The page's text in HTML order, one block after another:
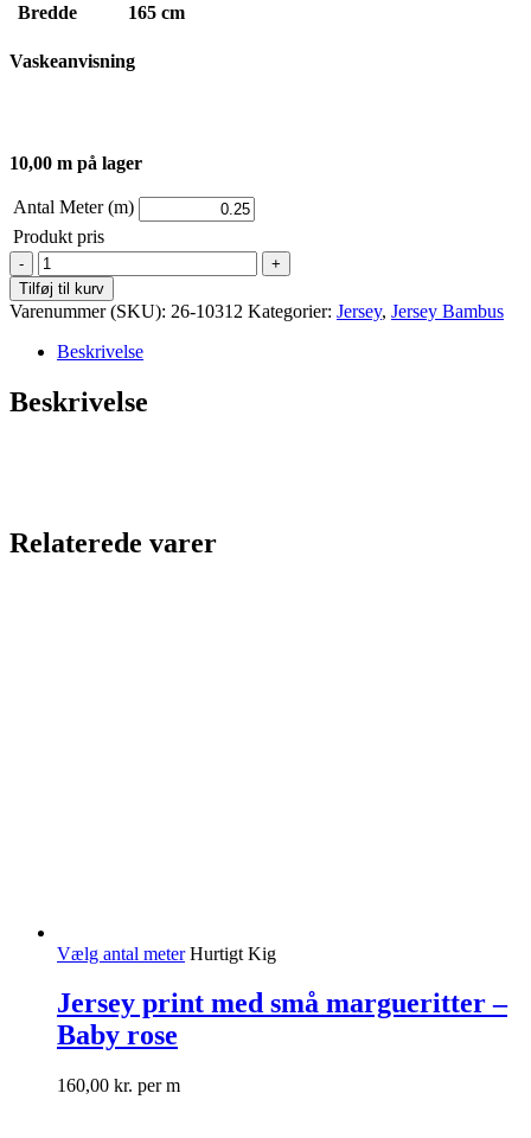
Bredde
165 cm
Vaskeanvisning
10,00 m på lager
Antal Meter (m)
Produkt pris
Jersey
-
Bambus
-
Ensfarvet
Støvet
Lilla
Tilføj til kurv
Varenummer (SKU): 26-10312 Kategorier: Jersey, Jersey Bambus
Beskrivelse
Beskrivelse
Relaterede varer
Vælg antal meter Hurtigt Kig
Jersey print med små margueritter –
Baby rose
160,00 kr. per m